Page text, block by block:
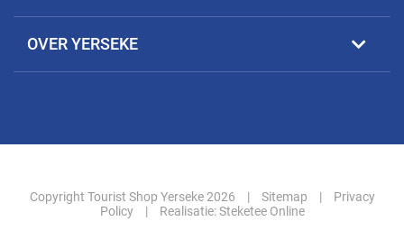
OVER YERSEKE
Copyright Tourist Shop Yerseke 2026 | Sitemap |
Privacy
Policy
| Realisatie:Steketee Online